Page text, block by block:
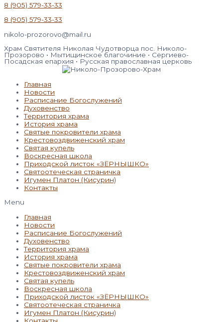
8 (905) 579-33-33
8 (905) 579-33-33
nikolo-prozorovo@mail.ru
Храм Святителя Николая Чудотворца пос. Николо-
Прозорово • Мытищинское благочиние • Сергиево-
Посадская епархия • Русская православная церковь
Главная
Новости
Расписание Богослужений
Духовенство
Территория храма
История храма
Святые покровители храма
Крестовоздвиженский храм
Святая купель
Воскресная школа
Приходской листок «ЗЁРНЫШКО»
Святоотеческая страничка
Игумен Платон (Кисурин)
Контакты
Menu
Главная
Новости
Расписание Богослужений
Духовенство
Территория храма
История храма
Святые покровители храма
Крестовоздвиженский храм
Святая купель
Воскресная школа
Приходской листок «ЗЁРНЫШКО»
Святоотеческая страничка
Игумен Платон (Кисурин)